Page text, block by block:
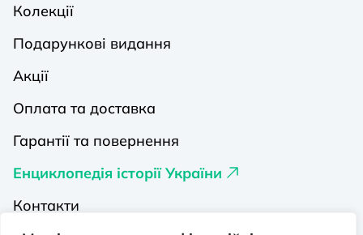
Колекції
Подарункові видання
Акції
Оплата та доставка
Гарантії та повернення
Енциклопедія історії України
Контакти